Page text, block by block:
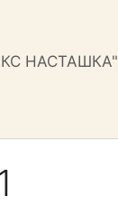
НАСТАШКА"